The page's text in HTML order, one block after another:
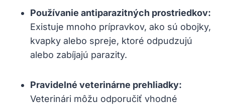
Používanie antiparazitných prostriedkov:
Existuje mnoho prípravkov, ako​ sú obojky,⁤
kvapky alebo​ spreje, ktoré odpudzujú
alebo zabíjajú parazity.
Pravidelné ⁢veterinárne prehliadky:
Veterinári môžu​ odporučiť vhodné⁢